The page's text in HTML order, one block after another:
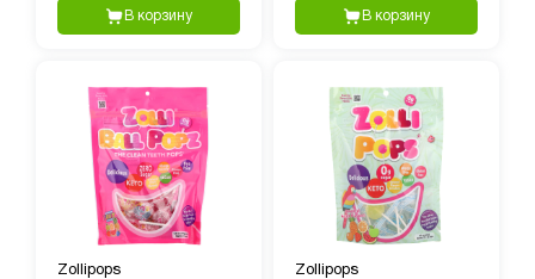
воздухаВ корзину В корзину
Zollipops Zollipops